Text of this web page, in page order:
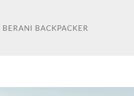
BERANI BACKPACKER